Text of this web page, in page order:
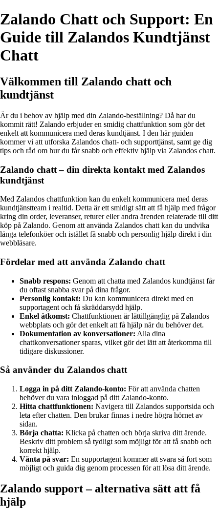
Zalando Chatt och Support: En
Guide till Zalandos Kundtjänst
Chatt
Välkommen till Zalando chatt och
kundtjänst
Är du i behov av hjälp med din Zalando-beställning? Då har du
kommit rätt! Zalando erbjuder en smidig chattfunktion som gör det
enkelt att kommunicera med deras kundtjänst. I den här guiden
kommer vi att utforska Zalandos chatt- och supporttjänst, samt ge dig
tips och råd om hur du får snabb och effektiv hjälp via Zalandos chatt.
Zalando chatt – din direkta kontakt med Zalandos
kundtjänst
Med Zalandos chattfunktion kan du enkelt kommunicera med deras
kundtjänstteam i realtid. Detta är ett smidigt sätt att få hjälp med frågor
kring din order, leveranser, returer eller andra ärenden relaterade till ditt
köp på Zalando. Genom att använda Zalandos chatt kan du undvika
långa telefonköer och istället få snabb och personlig hjälp direkt i din
webbläsare.
Fördelar med att använda Zalando chatt
Snabb respons: Genom att chatta med Zalandos kundtjänst får
du oftast snabba svar på dina frågor.
Personlig kontakt: Du kan kommunicera direkt med en
supportagent och få skräddarsydd hjälp.
Enkel åtkomst: Chattfunktionen är lättillgänglig på Zalandos
webbplats och gör det enkelt att få hjälp när du behöver det.
Dokumentation av konversationer: Alla dina
chattkonversationer sparas, vilket gör det lätt att återkomma till
tidigare diskussioner.
Så använder du Zalandos chatt
Logga in på ditt Zalando-konto: För att använda chatten
behöver du vara inloggad på ditt Zalando-konto.
Hitta chattfunktionen: Navigera till Zalandos supportsida och
leta efter chatten. Den brukar finnas i nedre högra hörnet av
sidan.
Börja chatta: Klicka på chatten och börja skriva ditt ärende.
Beskriv ditt problem så tydligt som möjligt för att få snabb och
korrekt hjälp.
Vänta på svar: En supportagent kommer att svara så fort som
möjligt och guida dig genom processen för att lösa ditt ärende.
Zalando support – alternativa sätt att få
hjälp